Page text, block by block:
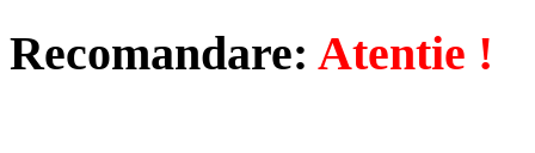
Recomandare: Atentie !